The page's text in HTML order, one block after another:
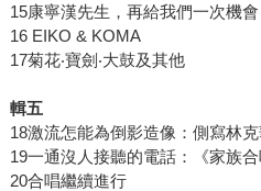
15康寧漢先生，再給我們一次機會
16 EIKO & KOMA
17菊花‧寶劍‧大鼓及其他
輯五
18激流怎能為倒影造像：側寫林
19一通沒人接聽的電話：《家族
20合唱繼續進行